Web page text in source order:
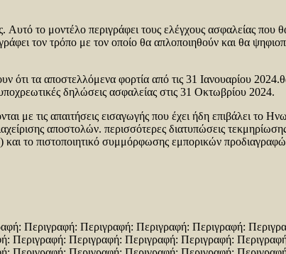
το μοντέλο περιγράφει τους ελέγχους ασφαλείας που
τον τρόπο με τον οποίο θα απλοποιηθούν και θα
ότι τα αποστελλόμενα φορτία από τις 31 Ιανουαρίου
δηλώσεις ασφαλείας στις 31 Οκτωβρίου 2024.
με τις απαιτήσεις εισαγωγής που έχει ήδη επιβάλει το
αποστολών. περισσότερες διατυπώσεις
το πιστοποιητικό συμμόρφωσης εμπορικών